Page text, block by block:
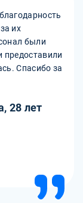
их
были
Спасибо за
28 лет